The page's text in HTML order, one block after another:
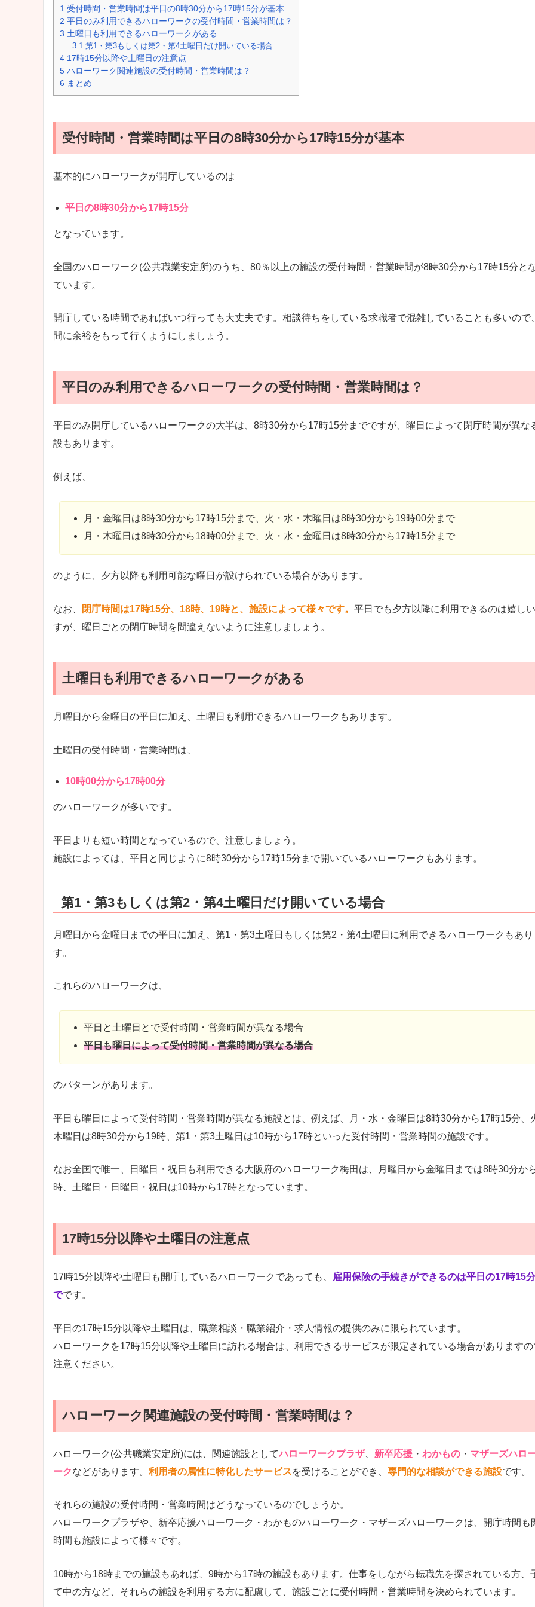
1 受付時間・営業時間は平日の8時30分から17時15分が基本
2 平日のみ利用できるハローワークの受付時間・営業時間は？
3 土曜日も利用できるハローワークがある
3.1 第1・第3もしくは第2・第4土曜日だけ開いている場合
4 17時15分以降や土曜日の注意点
5 ハローワーク関連施設の受付時間・営業時間は？
6 まとめ
受付時間・営業時間は平日の8時30分から17時15分が基本
基本的にハローワークが開庁しているのは
平日の8時30分から17時15分
となっています。
全国のハローワーク(公共職業安定所)のうち、80％以上の施設の受付時間・営業時間が8時30分から17時15分と
ています。
開庁している時間であればいつ行っても大丈夫です。相談待ちをしている求職者で混雑していることも多いので
間に余裕をもって行くようにしましょう。
平日のみ利用できるハローワークの受付時間・営業時間は？
平日のみ開庁しているハローワークの大半は、8時30分から17時15分までですが、曜日によって閉庁時間が異な
設もあります。
例えば、
月・金曜日は8時30分から17時15分まで、火・水・木曜日は8時30分から19時00分まで
月・木曜日は8時30分から18時00分まで、火・水・金曜日は8時30分から17時15分まで
のように、夕方以降も利用可能な曜日が設けられている場合があります。
なお、 閉庁時間は17時15分、18時、19時と、施設によって様々です。 平日でも夕方以降に利用できるのは嬉し
すが、曜日ごとの閉庁時間を間違えないように注意しましょう。
土曜日も利用できるハローワークがある
月曜日から金曜日の平日に加え、土曜日も利用できるハローワークもあります。
土曜日の受付時間・営業時間は、
10時00分から17時00分
のハローワークが多いです。
平日よりも短い時間となっているので、注意しましょう。
施設によっては、平日と同じように8時30分から17時15分まで開いているハローワークもあります。
第1・第3もしくは第2・第4土曜日だけ開いている場合
月曜日から金曜日までの平日に加え、第1・第3土曜日もしくは第2・第4土曜日に利用できるハローワークもあり
す。
これらのハローワークは、
平日と土曜日とで受付時間・営業時間が異なる場合
平日も曜日によって受付時間・営業時間が異なる場合
のパターンがあります。
平日も曜日によって受付時間・営業時間が異なる施設とは、例えば、月・水・金曜日は8時30分から17時15分、
木曜日は8時30分から19時、第1・第3土曜日は10時から17時といった受付時間・営業時間の施設です。
なお全国で唯一、日曜日・祝日も利用できる大阪府のハローワーク梅田は、月曜日から金曜日までは8時30分か
時、土曜日・日曜日・祝日は10時から17時となっています。
17時15分以降や土曜日の注意点
17時15分以降や土曜日も開庁しているハローワークであっても、
雇用保険の手続きができるのは平日の17時15
でです。
平日の17時15分以降や土曜日は、職業相談・職業紹介・求人情報の提供のみに限られています。
ハローワークを17時15分以降や土曜日に訪れる場合は、利用できるサービスが限定されている場合があります
注意ください。
ハローワーク関連施設の受付時間・営業時間は？
ハローワーク(公共職業安定所)には、関連施設としてハローワークプラザ、 新卒応援 ・ わかもの ・ マザーズハロ
ークなどがあります。 利用者の属性に特化したサービスを受けることができ、 専門的な相談ができる施設です。
それらの施設の受付時間・営業時間はどうなっているのでしょうか。
ハローワークプラザや、新卒応援ハローワーク・わかものハローワーク・マザーズハローワークは、開庁時間も
時間も施設によって様々です。
10時から18時までの施設もあれば、9時から17時の施設もあります。仕事をしながら転職先を探されている方、
て中の方など、それらの施設を利用する方に配慮して、施設ごとに受付時間・営業時間を決められています。